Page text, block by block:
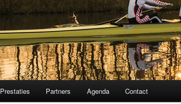
Prestaties Partners Agenda Contact